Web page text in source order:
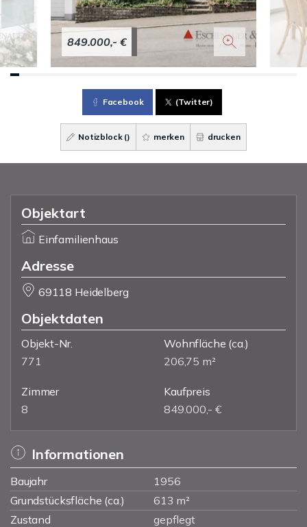
849.000,- €
Facebook (Twitter)
Notizblock () merken drucken
Objektart
Einfamilienhaus
Adresse
69118 Heidelberg
Objektdaten
Objekt-Nr.
771
Wohnfläche (ca.)
206,75 m²
Zimmer
8
Kaufpreis
849.000,- €
Informationen
Baujahr
1956
Grundstücksfläche (ca.)
613 m²
Zustand
gepflegt